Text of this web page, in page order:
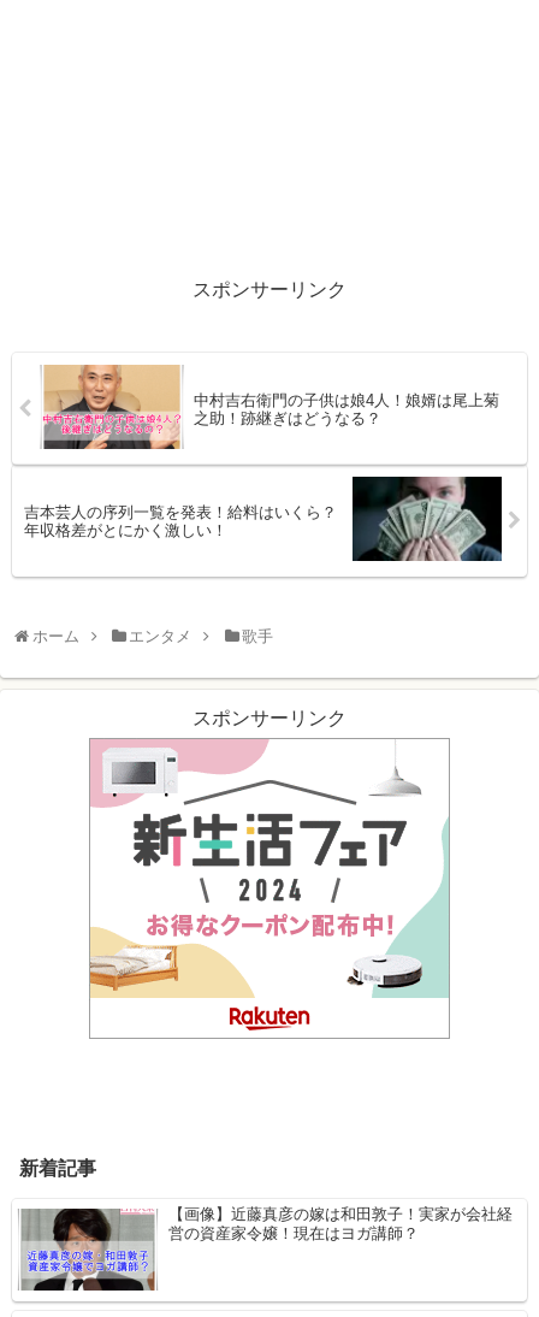
スポンサーリンク
中村吉右衛門の子供は娘4人！娘婿は尾上菊
之助！跡継ぎはどうなる？
吉本芸人の序列一覧を発表！給料はいくら？
年収格差がとにかく激しい！
ホーム エンタメ 歌手
スポンサーリンク
新着記事
【画像】近藤真彦の嫁は和田敦子！実家が会社経
営の資産家令嬢！現在はヨガ講師？